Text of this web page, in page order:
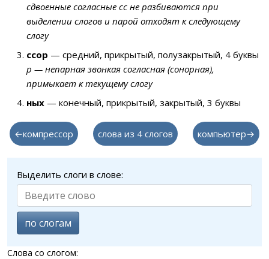
сдвоенные согласные сс не разбиваются при
выделении слогов и парой отходят к следующему
слогу
ссор — средний, прикрытый, полузакрытый, 4 буквы
р — непарная звонкая согласная (сонорная),
примыкает к текущему слогу
ных — конечный, прикрытый, закрытый, 3 буквы
←компрессор слова из 4 слогов компьютер→
Выделить слоги в слове:
по слогам
Слова со слогом: